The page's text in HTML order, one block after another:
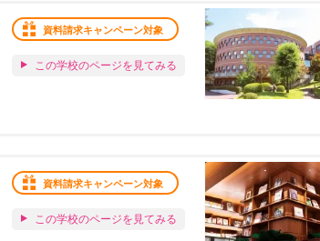
資料請求キャンペーン対象
この学校のページを見てみる
資料請求キャンペーン対象
この学校のページを見てみる